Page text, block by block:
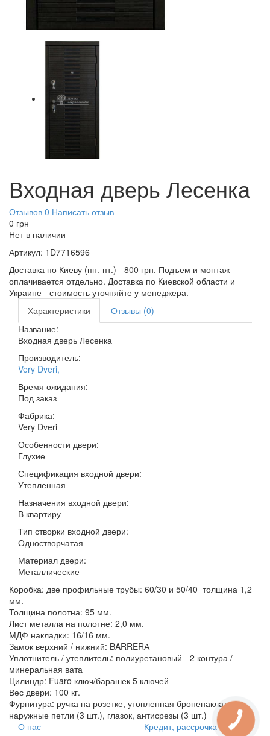
Входная дверь Лесенка
Отзывов 0 Написать отзыв
0 грн
Нет в наличии
Артикул: 1D7716596
Доставка по Киеву (пн.-пт.) - 800 грн. Подъем и монтаж
оплачивается отдельно. Доставка по Киевской области и
Украине - стоимость уточняйте у менеджера.
Характеристики
Отзывы (0)
Название:
Входная дверь Лесенка
Производитель:
Very Dveri,
Время ожидания:
Под заказ
Фабрика:
Very Dveri
Особенности двери:
Глухие
Спецификация входной двери:
Утепленная
Назначения входной двери:
В квартиру
Тип створки входной двери:
Одностворчатая
Материал двери:
Металлические
Коробка: две профильные трубы: 60/30 и 50/40 толщина 1,2
мм.
Толщина полотна: 95 мм.
Лист металла на полотне: 2,0 мм.
МДФ накладки: 16/16 мм.
Замок верхний / нижний: BARRERА
Уплотнитель / утеплитель: полиуретановый - 2 контура /
минеральная вата
Цилиндр: Fuaro ключ/барашек 5 ключей
Вес двери: 100 кг.
Фурнитура: ручка на розетке, утопленная броненакладка,
наружные петли (3 шт.), глазок, антисрезы (3 шт.)
О нас
Кредит, рассрочка